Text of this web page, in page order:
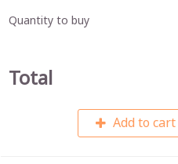
Quantity to buy
Total
Add to cart